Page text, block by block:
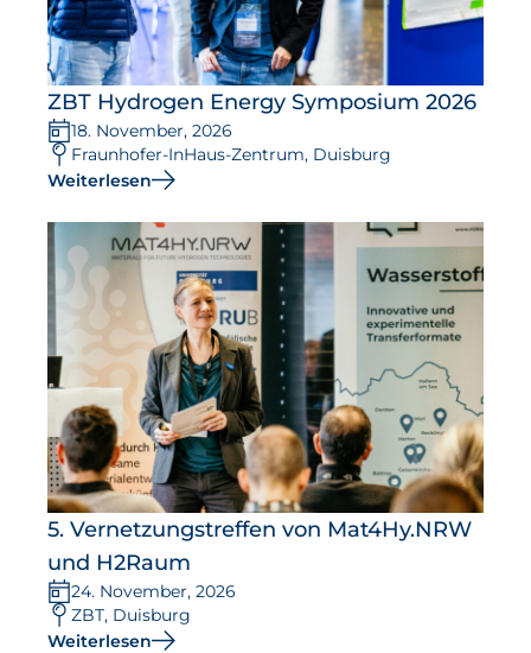
ZBT Hydrogen Energy Symposium 2026
18. November, 2026
Fraunhofer-InHaus-Zentrum, Duisburg
Weiterlesen
5. Vernetzungstreffen von Mat4Hy.NRW
und H2Raum
24. November, 2026
ZBT, Duisburg
Weiterlesen